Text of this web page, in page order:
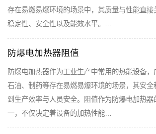
存在易燃易爆环境的场景中，其质量与性能直接
稳定性、安全性以及能效水平。…
防爆电加热器阻值
防爆电加热器作为工业生产中常用的热能设备，
石油、制药等存在易燃易爆环境的场景，其安全
到生产效率与人员安全。阻值作为防爆电加热器
一，不仅决定着设备的加热性能…